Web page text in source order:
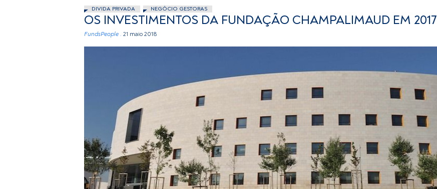
DIVIDA PRIVADA NEGÓCIO GESTORAS
OS INVESTIMENTOS DA FUNDAÇÃO CHAMPALIMAUD EM 2017
FundsPeople . 21 maio 2018